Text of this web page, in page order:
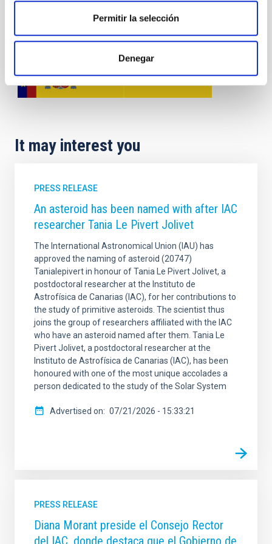
Permitir la selección
Denegar
It may interest you
PRESS RELEASE
An asteroid has been named with after IAC
researcher Tania Le Pivert Jolivet
The International Astronomical Union (IAU) has
approved the naming of asteroid (20747)
Tanialepivert in honour of Tania Le Pivert Jolivet, a
postdoctoral researcher at the Instituto de
Astrofísica de Canarias (IAC), for her contributions to
the study of primitive asteroids. The scientist thus
joins the group of researchers affiliated with the IAC
who have an asteroid named after them. Tania Le
Pivert Jolivet, a postdoctoral researcher at the
Instituto de Astrofísica de Canarias (IAC), has been
honoured with one of the most unique accolades a
person dedicated to the study of the Solar System
Advertised on 07/21/2026 - 15:33:21
PRESS RELEASE
Diana Morant preside el Consejo Rector
del IAC, donde destaca que el Gobierno de